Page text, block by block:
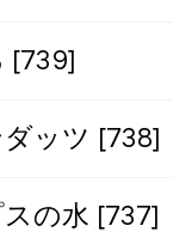
[739]
ッツ [738]
の水 [737]